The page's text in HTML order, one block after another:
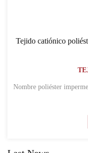
Tejido catiónico
Nombre poliéster